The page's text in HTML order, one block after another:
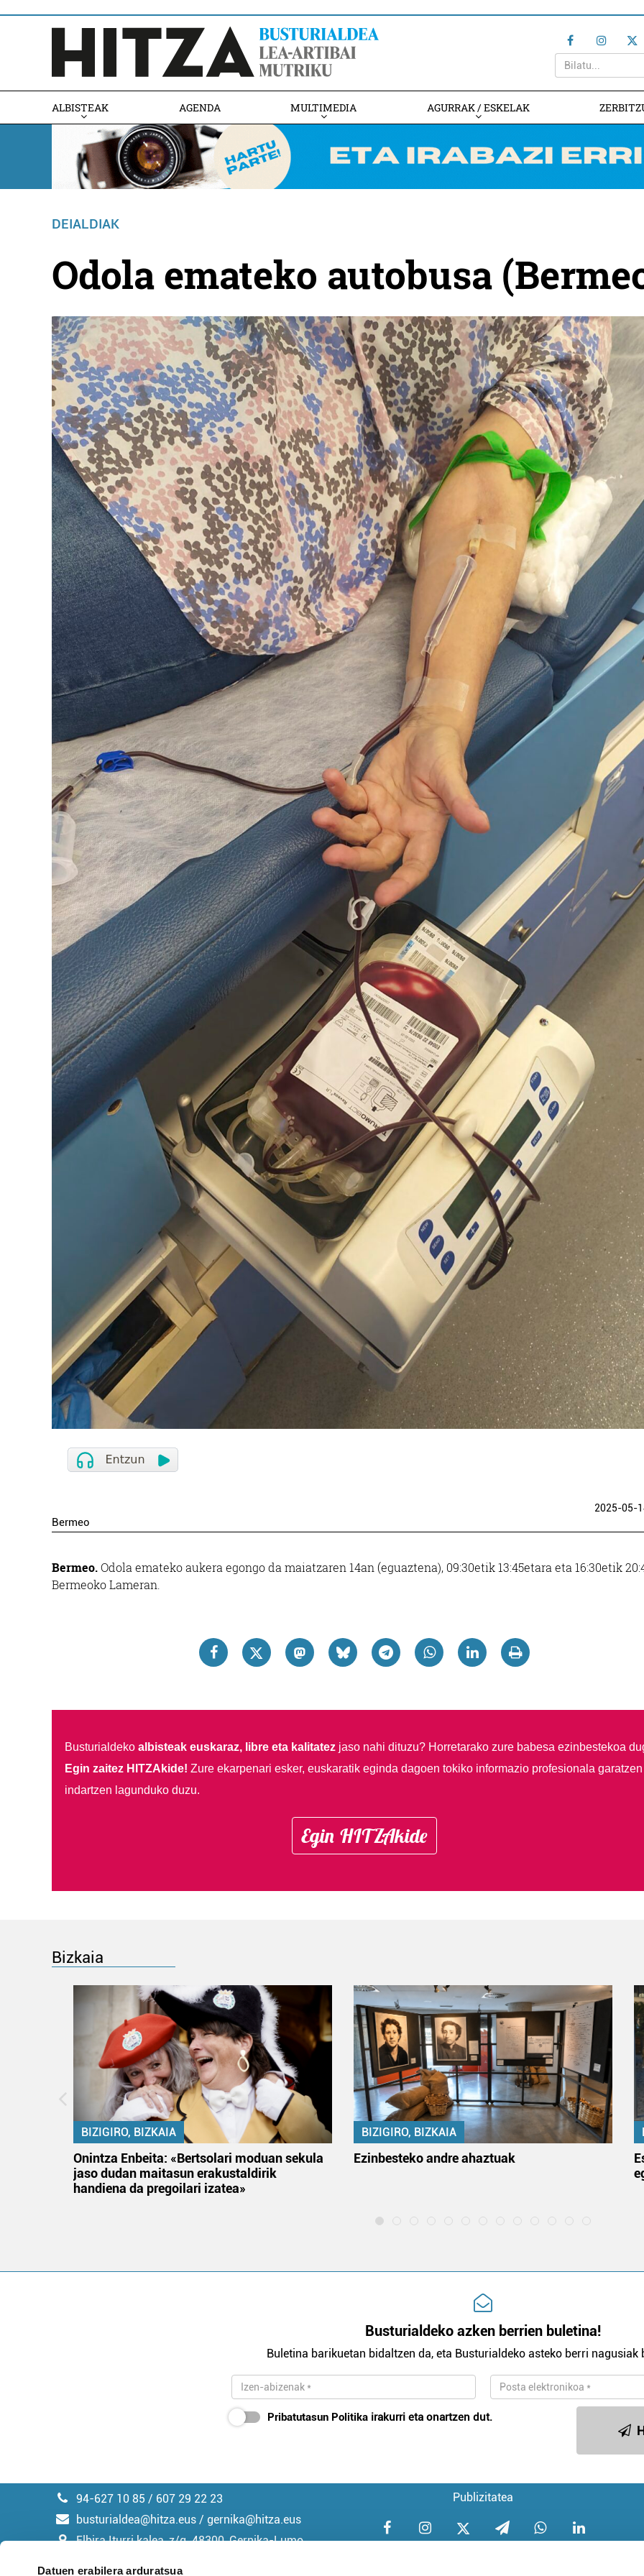
Datuen erabilera arduratsua
ALBISTEAK AGENDA MULTIMEDIA AGURRAK / ESKELAK
DEIALDIAK
Odola emateko autobusa
Bermeo
2025-05-
Bermeo.Odola emateko aukera egongo da maiatzaren 14an (eguaztena), 09:30etik 13:45etara eta 16:30etik
Bermeoko Lameran.
Busturialdeko albisteak euskaraz, libre eta kalitatezjaso nahi dituzu? Horretarako zure babesa ezinbestekoa
Egin zaitez HITZAkide! Zure ekarpenari esker, euskaratik eginda dagoen tokiko informazio profesionala garatzen
indartzen lagunduko duzu.
Egin HITZAkide
Bizkaia
BIZIGIRO, BIZKAIA
Onintza Enbeita: «Bertsolari moduan sekula
jaso dudan maitasun erakustaldirik
handiena da pregoilari izatea»
BIZIGIRO, BIZKAIA
Ezinbesteko andre ahaztuak
Busturialdeko azken berrien buletina!
Buletina barikuetan bidaltzen da, eta Busturialdeko asteko berri nagusiak
Pribatutasun Politika irakurri eta onartzen dut.
94-627 10 85 / 607 29 22 23
busturialdea@hitza.eus / gernika@hitza.eus
Elbira Iturri kalea, z/g. 48300, Gernika-Lumo
Publizitatea